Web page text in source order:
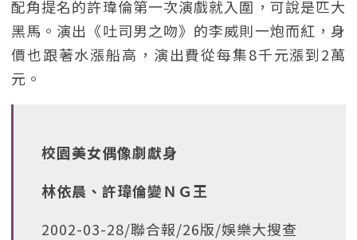
配角提名的許瑋倫第一次演戲就入圍，可說是匹大
黑馬。演出《吐司男之吻》的李威則一炮而紅，身
價也跟著水漲船高，演出費從每集8千元漲到2萬
元。
校園美女偶像劇獻身
林依晨、許瑋倫變ＮＧ王
2002-03-28/聯合報/26版/娛樂大搜查